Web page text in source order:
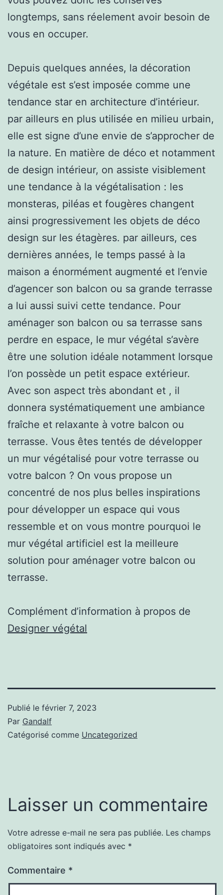
longtemps, sans réelement avoir besoin de
vous en occuper.
Depuis quelques années, la décoration
végétale est s’est imposée comme une
tendance star en architecture d’intérieur.
par ailleurs en plus utilisée en milieu urbain,
elle est signe d’une envie de s’approcher de
la nature. En matière de déco et notamment
de design intérieur, on assiste visiblement
une tendance à la végétalisation : les
monsteras, piléas et fougères changent
ainsi progressivement les objets de déco
design sur les étagères. par ailleurs, ces
dernières années, le temps passé à la
maison a énormément augmenté et l’envie
d’agencer son balcon ou sa grande terrasse
a lui aussi suivi cette tendance. Pour
aménager son balcon ou sa terrasse sans
perdre en espace, le mur végétal s’avère
être une solution idéale notamment lorsque
l’on possède un petit espace extérieur.
Avec son aspect très abondant et , il
donnera systématiquement une ambiance
fraîche et relaxante à votre balcon ou
terrasse. Vous êtes tentés de développer
un mur végétalisé pour votre terrasse ou
votre balcon ? On vous propose un
concentré de nos plus belles inspirations
pour développer un espace qui vous
ressemble et on vous montre pourquoi le
mur végétal artificiel est la meilleure
solution pour aménager votre balcon ou
terrasse.
Complément d’information à propos de
Designer végétal
Publié le février 7, 2023
Par Gandalf
Catégorisé comme Uncategorized
Laisser un commentaire
Votre adresse e-mail ne sera pas publiée. Les champs
obligatoires sont indiqués avec *
Commentaire *